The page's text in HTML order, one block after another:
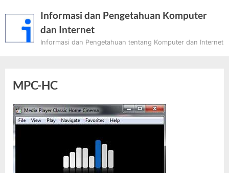
Informasi dan Pengetahuan Komputer
dan Internet
Informasi dan Pengetahuan tentang Komputer dan Internet
MPC-HC